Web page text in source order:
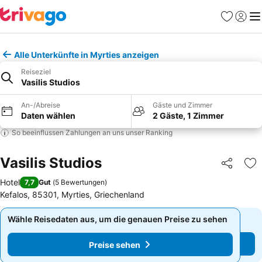
Favoriten
Alle Unterkünfte in Myrties anzeigen
Reiseziel
Vasilis Studios
An-/Abreise
Daten wählen
Gäste und Zimmer
2 Gäste, 1 Zimmer
So beeinflussen Zahlungen an uns unser Ranking
Vasilis Studios Teilen
Hotel 7,7 Gut (5 Bewertungen)
Kefalos, 85301, Myrties, Griechenland
Wähle Reisedaten aus, um die genauen Preise zu sehen
Preise sehen
Wähle Reisedaten aus, um die genauen Preise zu sehen
Preise sehen